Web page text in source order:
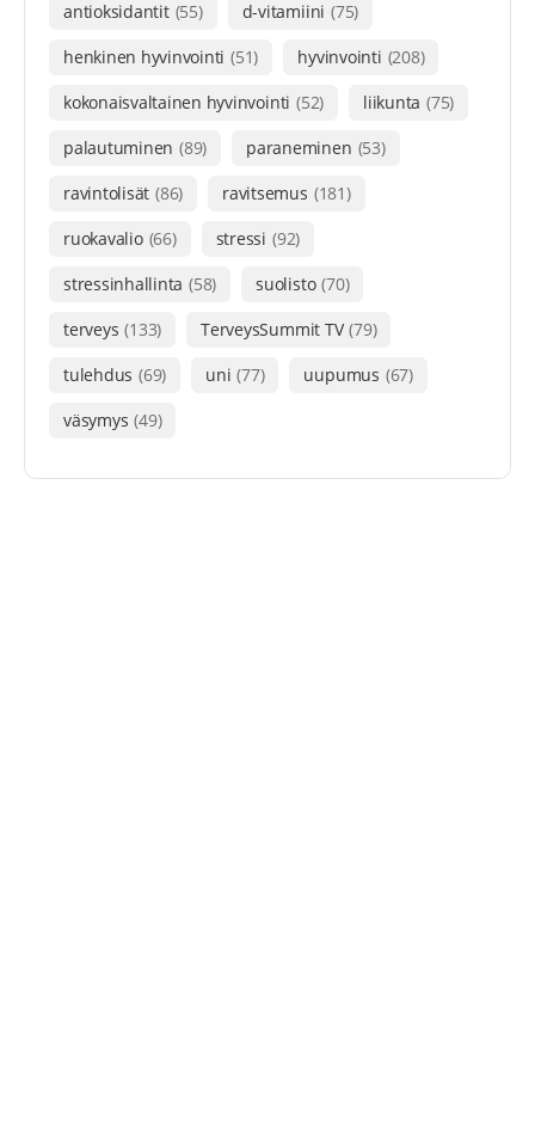
antioksidantit (55) d-vitamiini (75)
henkinen hyvinvointi (51) hyvinvointi (208)
kokonaisvaltainen hyvinvointi (52) liikunta (75)
palautuminen (89) paraneminen (53)
ravintolisät (86) ravitsemus (181)
ruokavalio (66) stressi (92)
stressinhallinta (58) suolisto (70)
terveys (133) TerveysSummit TV (79)
tulehdus (69) uni (77) uupumus (67)
väsymys (49)